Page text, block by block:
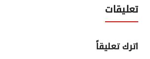
تعليقات
اترك تعليقاً